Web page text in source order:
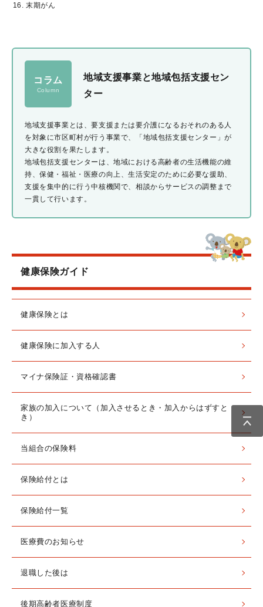
末期がん
コラム
地域支援事業と地域包括支援セン
ター
地域支援事業とは、要支援または要介護になるおそれのある人
を対象に市区町村が行う事業で、「地域包括支援センター」が
大きな役割を果たします。
地域包括支援センターは、地域における高齢者の生活機能の維
持、保健・福祉・医療の向上、生活安定のために必要な援助、
支援を集中的に行う中核機関で、相談からサービスの調整まで
一貫して行います。
健康保険ガイド
健康保険とは
健康保険に加入する人
マイナ保険証・資格確認書
家族の加入について（加入させるとき・加入からはずすと
き）
当組合の保険料
保険給付とは
保険給付一覧
医療費のお知らせ
退職した後は
後期高齢者医療制度